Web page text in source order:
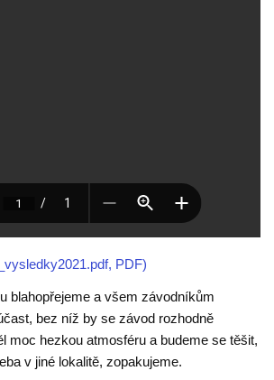
PDF)
blahopřejeme a všem závodníkům
bez níž by se závod rozhodně
moc hezkou atmosféru a budeme se těšit,
v jiné lokalitě, zopakujeme.